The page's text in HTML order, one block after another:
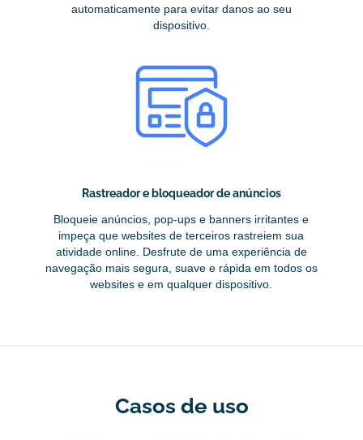
automaticamente para evitar danos ao seu
dispositivo.
Rastreador e bloqueador de anúncios
Bloqueie anúncios, pop-ups e banners irritantes e
impeça que websites de terceiros rastreiem sua
atividade online. Desfrute de uma experiência de
navegação mais segura, suave e rápida em todos os
websites e em qualquer dispositivo.
Casos de uso